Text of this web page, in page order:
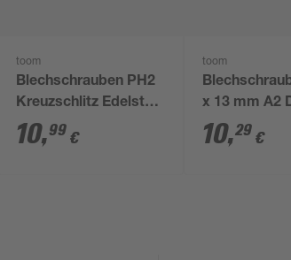
toom
Blechschrauben PH2
Kreuzschlitz Edelstahl
4,2 x 19 mm 50 Stück
10,99 €
toom
x 13 mm A2
50 Stück
10,29 €